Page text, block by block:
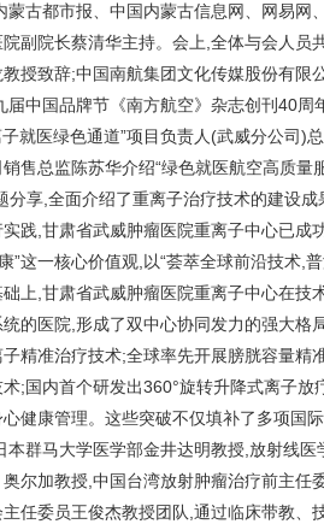
蒙古都市报、中国内蒙古信息网、网易
院长蔡清华主持。会上,全体与会人员
授致辞;中国南航集团文化传媒股份有
中国品牌节《南方航空》杂志创刊40周
医绿色通道”项目负责人(武威分公司)
售总监陈苏华介绍“绿色就医航空高质
分享,全面介绍了重离子治疗技术的建设
,甘肃省武威肿瘤医院重离子中心已成
”这一核心价值观,以“荟萃全球前沿技术,
上,甘肃省武威肿瘤医院重离子中心在技
的医院,形成了双中心协同发力的强大
精准治疗技术;全球率先开展膀胱容量
;国内首个研发出360°旋转升降式离子
健康管理。这些突破不仅填补了多项国
马大学医学部金井达明教授,放射线医
尔加教授,中国台湾放射肿瘤治疗前主
任委员王俊杰教授团队,通过临床带教